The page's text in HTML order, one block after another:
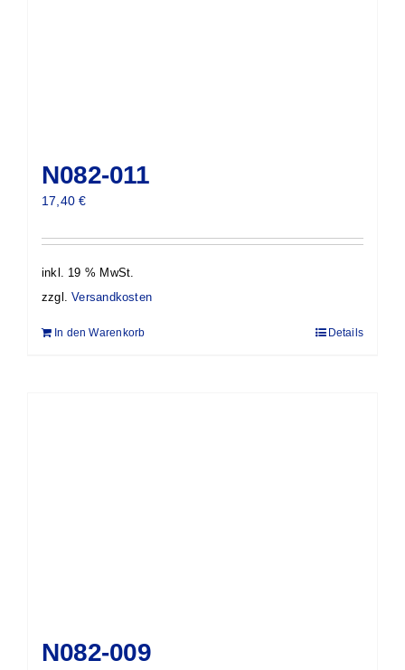
N082-011
17,40€
inkl. 19 % MwSt.
zzgl.Versandkosten
In den Warenkorb Details
N082-009